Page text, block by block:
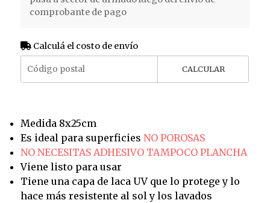
comprobante de pago
Calculá el costo de envío
CALCULAR
Medida 8x25cm
Es ideal para superficies NO POROSAS
NO NECESITAS ADHESIVO TAMPOCO PLANCHA
Viene listo para usar
Tiene una capa de laca UV que lo protege y lo
hace más resistente al sol y los lavados